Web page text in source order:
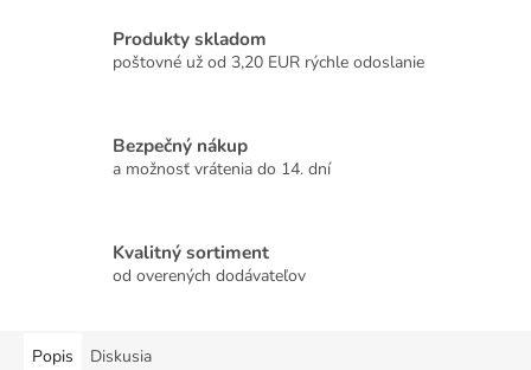
Produkty skladom
poštovné už od 3,20 EUR rýchle odoslanie
Bezpečný nákup
a možnosť vrátenia do 14. dní
Kvalitný sortiment
od overených dodávateľov
Popis Diskusia